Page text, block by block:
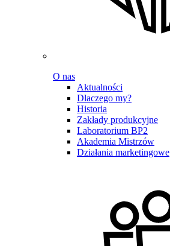
O nas
Aktualności
Dlaczego my?
Historia
Zakłady produkcyjne
Laboratorium BP2
Akademia Mistrzów
Działania marketingowe